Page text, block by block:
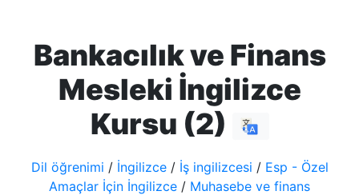
Bankacılık ve Finans
Mesleki İngilizce
Kursu (2)
Dil öğrenimi / İngilizce/ İş ingilizcesi / Esp - Özel
Amaçlar İçin İngilizce / Muhasebe ve finans